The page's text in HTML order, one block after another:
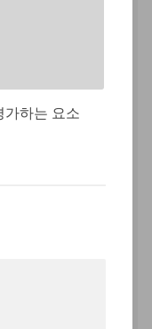
가하는 요소